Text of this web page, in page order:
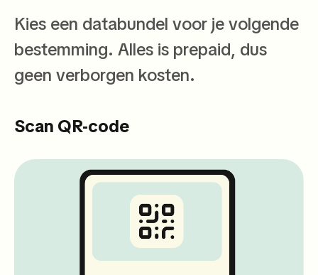
Kies een databundel voor je volgende
bestemming. Alles is prepaid, dus
geen verborgen kosten.
Scan QR-code